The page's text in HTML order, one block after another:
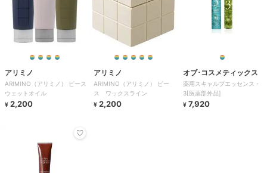
アリミノ
ARIMINO（アリミノ） ピース
ウェットオイル
¥ 2,200
アリミノ
ARIMINO（アリミノ） ピー
ス ワックスライン
¥ 2,200
オブ･コスメティックス
薬用スキャルプエッセンス・
3[医薬部外品]
¥ 7,920